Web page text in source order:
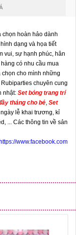
chọn hoàn hảo dành
dạng và họa tiết
vui, sự hạnh phúc, hân
có nhu cầu mua
cho mình những
chuyên cung
nhật: Set bóng trang trí
tháng cho bé, Set
lễ khai trương, kỉ
... Các thông tin về sản
https://www.facebook.com